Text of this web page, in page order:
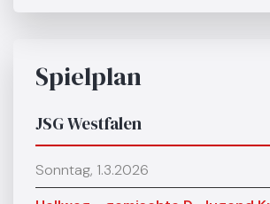
Spielplan
JSG Westfalen
Sonntag, 1.3.2026